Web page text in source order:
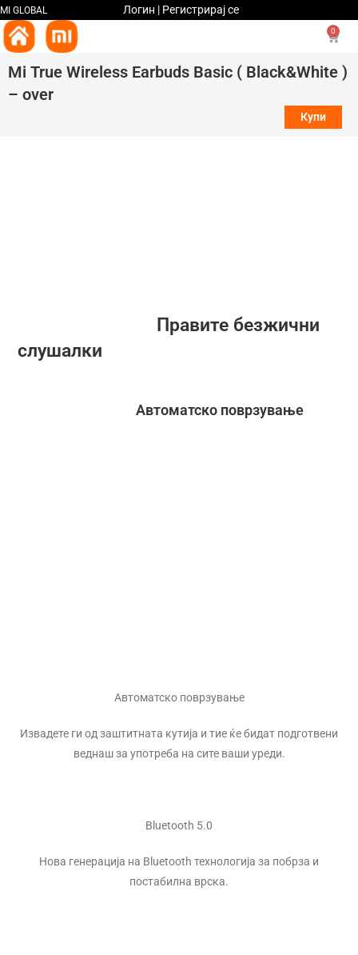
MI GLOBAL Логин | Регистрирај се
0
Mi True Wireless Earbuds Basic ( Black&White )
– over
Купи
Правите безжични
слушалки
Автоматско поврзување
Автоматско поврзување
Извадете ги од заштитната кутија и тие ќе бидат подготвени
веднаш за употреба на сите ваши уреди.
Bluetooth 5.0
Нова генерација на Bluetooth технологија за побрза и
постабилна врска.